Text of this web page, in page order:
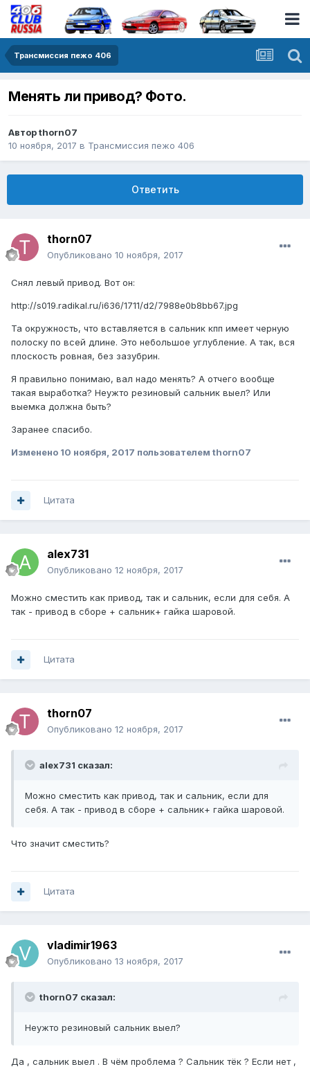
Трансмиссия пежо 406
Менять ли привод? Фото.
Авторthorn07
10 ноября, 2017 в Трансмиссия пежо 406
Ответить
thorn07
Опубликовано 10 ноября, 2017
Снял левый привод. Вот он:
http://s019.radikal.ru/i636/1711/d2/7988e0b8bb67.jpg
Та окружность, что вставляется в сальник кпп имеет черную
полоску по всей длине. Это небольшое углубление. А так, вся
плоскость ровная, без зазубрин.
Я правильно понимаю, вал надо менять? А отчего вообще
такая выработка? Неужто резиновый сальник выел? Или
выемка должна быть?
Заранее спасибо.
Изменено 10 ноября, 2017 пользователем thorn07
Цитата
alex731
Опубликовано 12 ноября, 2017
Можно сместить как привод, так и сальник, если для себя. А
так - привод в сборе + сальник+ гайка шаровой.
Цитата
thorn07
Опубликовано 12 ноября, 2017
alex731 сказал:
Можно сместить как привод, так и сальник, если для
себя. А так - привод в сборе + сальник+ гайка шаровой.
Что значит сместить?
Цитата
vladimir1963
Опубликовано 13 ноября, 2017
thorn07 сказал:
Неужто резиновый сальник выел?
Да , сальник выел . В чём проблема ? Сальник тёк ? Если нет ,